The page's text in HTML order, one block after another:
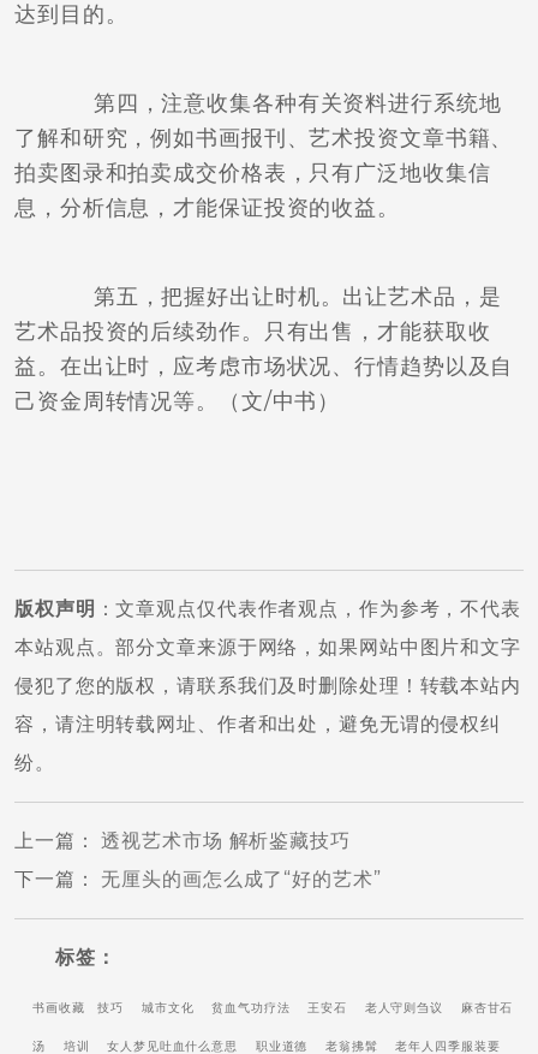
达到目的。
第四，注意收集各种有关资料进行系统地
了解和研究，例如书画报刊、艺术投资文章书籍、
拍卖图录和拍卖成交价格表，只有广泛地收集信
息，分析信息，才能保证投资的收益。
第五，把握好出让时机。出让艺术品，是
艺术品投资的后续劲作。只有出售，才能获取收
益。在出让时，应考虑市场状况、行情趋势以及自
己资金周转情况等。（文/中书）
版权声明 ：文章观点仅代表作者观点，作为参考，不代表
本站观点。部分文章来源于网络，如果网站中图片和文字
侵犯了您的版权，请联系我们及时删除处理！转载本站内
容，请注明转载网址、作者和出处，避免无谓的侵权纠
纷。
上一篇 ：透视艺术市场 解析鉴藏技巧
下一篇 ： 无厘头的画怎么成了“好的艺术”
标签：
书画收藏 技巧 城市文化 贫血气功疗法 王安石 老人守则刍议 麻杏甘石
汤 培训 女人梦见吐血什么意思 职业道德 老翁拂髯 老年人四季服装要